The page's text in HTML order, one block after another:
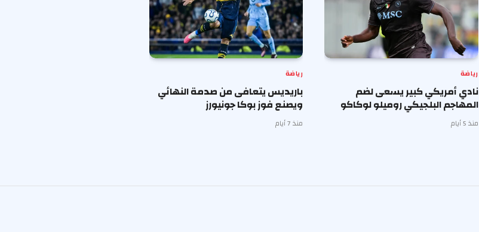
رياضة
نادي أمريكي كبير يسعى لضم
المهاجم البلجيكي روميلو لوكاكو
منذ 5 أيام
رياضة
باريديس يتعافى من صدمة النهائي
ويصنع فوز بوكا جونيورز
منذ 7 أيام